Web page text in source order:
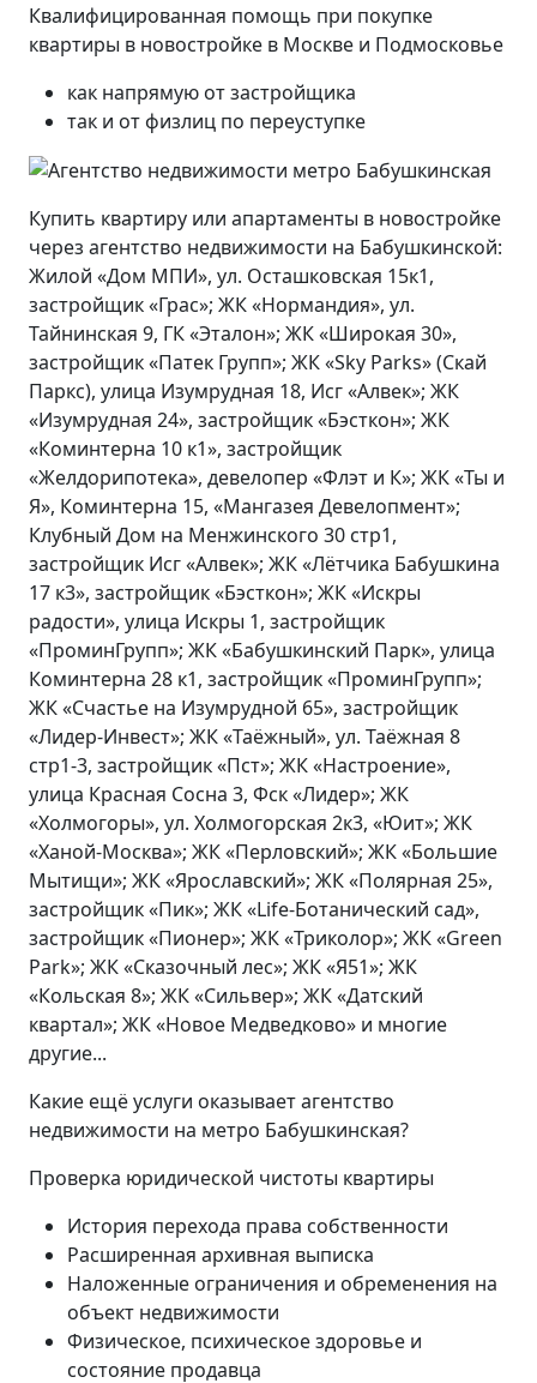
Квалифицированная помощь при покупке
квартиры в новостройке в Москве и Подмосковье
как напрямую от застройщика
так и от физлиц по переуступке
Купить квартиру или апартаменты в новостройке
через агентство недвижимости на Бабушкинской:
Жилой «Дом МПИ», ул. Осташковская 15к1,
застройщик «Грас»; ЖК «Нормандия», ул.
Тайнинская 9, ГК «Эталон»; ЖК «Широкая 30»,
застройщик «Патек Групп»; ЖК «Sky Parks» (Скай
Паркс), улица Изумрудная 18, Исг «Алвек»; ЖК
«Изумрудная 24», застройщик «Бэсткон»; ЖК
«Коминтерна 10 к1», застройщик
«Желдорипотека», девелопер «Флэт и К»; ЖК «Ты и
Я», Коминтерна 15, «Мангазея Девелопмент»;
Клубный Дом на Менжинского 30 стр1,
застройщик Исг «Алвек»; ЖК «Лётчика Бабушкина
17 к3», застройщик «Бэсткон»; ЖК «Искры
радости», улица Искры 1, застройщик
«ПроминГрупп»; ЖК «Бабушкинский Парк», улица
Коминтерна 28 к1, застройщик «ПроминГрупп»;
ЖК «Счастье на Изумрудной 65», застройщик
«Лидер-Инвест»; ЖК «Таёжный», ул. Таёжная 8
стр1-3, застройщик «Пст»; ЖК «Настроение»,
улица Красная Сосна 3, Фск «Лидер»; ЖК
«Холмогоры», ул. Холмогорская 2к3, «Юит»; ЖК
«Ханой-Москва»; ЖК «Перловский»; ЖК «Большие
Мытищи»; ЖК «Ярославский»; ЖК «Полярная 25»,
застройщик «Пик»; ЖК «Life-Ботанический сад»,
застройщик «Пионер»; ЖК «Триколор»; ЖК «Green
Park»; ЖК «Сказочный лес»; ЖК «Я51»; ЖК
«Кольская 8»; ЖК «Сильвер»; ЖК «Датский
квартал»; ЖК «Новое Медведково» и многие
другие...
Какие ещё услуги оказывает агентство
недвижимости на метро Бабушкинская?
Проверка юридической чистоты квартиры
История перехода права собственности
Расширенная архивная выписка
Наложенные ограничения и обременения на
объект недвижимости
Физическое, психическое здоровье и
состояние продавца